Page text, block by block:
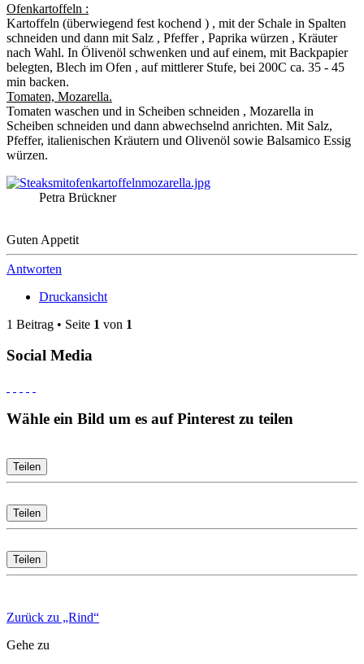
Ofenkartoffeln :
Kartoffeln (überwiegend fest kochend ) , mit der Schale in Spalten
schneiden und dann mit Salz , Pfeffer , Paprika würzen , Kräuter
nach Wahl. In Ölivenöl schwenken und auf einem, mit Backpapier
belegten, Blech im Ofen , auf mittlerer Stufe, bei 200C ca. 35 - 45
min backen.
Tomaten, Mozarella.
Tomaten waschen und in Scheiben schneiden , Mozarella in
Scheiben schneiden und dann abwechselnd anrichten. Mit Salz,
Pfeffer, italienischen Kräutern und Olivenöl sowie Balsamico Essig
würzen.
Petra Brückner
Guten Appetit
Antworten
Druckansicht
1 Beitrag • Seite 1 von 1
Social Media
Wähle ein Bild um es auf Pinterest zu teilen
Teilen
Teilen
Teilen
Zurück zu „Rind“
Gehe zu